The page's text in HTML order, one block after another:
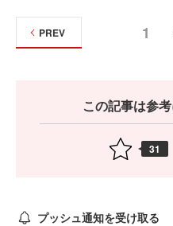
1
PREV
この記事は参
31
プッシュ通知を受け取る